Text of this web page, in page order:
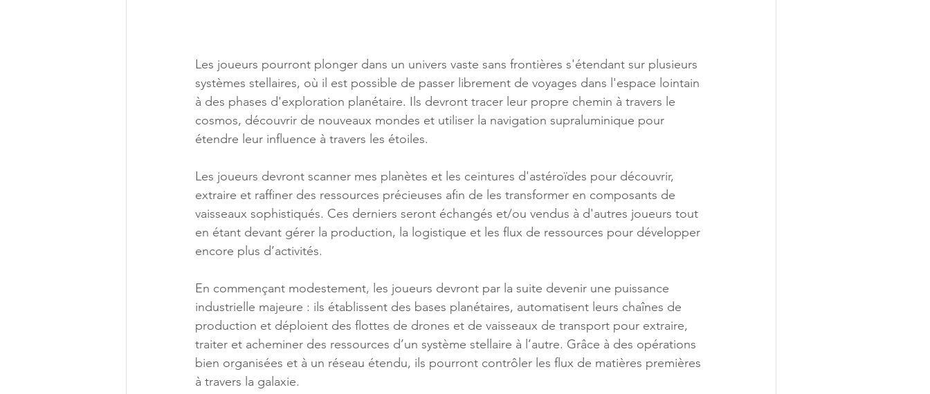
Les joueurs pourront plonger dans un univers vaste sans frontières s'étendant sur plusieurs
systèmes stellaires, où il est possible de passer librement de voyages dans l'espace lointain
à des phases d'exploration planétaire. Ils devront tracer leur propre chemin à travers le
cosmos, découvrir de nouveaux mondes et utiliser la navigation supraluminique pour
étendre leur influence à travers les étoiles.
Les joueurs devront scanner mes planètes et les ceintures d'astéroïdes pour découvrir,
extraire et raffiner des ressources précieuses afin de les transformer en composants de
vaisseaux sophistiqués. Ces derniers seront échangés et/ou vendus à d'autres joueurs tout
en étant devant gérer la production, la logistique et les flux de ressources pour développer
encore plus d’activités.
En commençant modestement, les joueurs devront par la suite devenir une puissance
industrielle majeure : ils établissent des bases planétaires, automatisent leurs chaînes de
production et déploient des flottes de drones et de vaisseaux de transport pour extraire,
traiter et acheminer des ressources d’un système stellaire à l’autre. Grâce à des opérations
bien organisées et à un réseau étendu, ils pourront contrôler les flux de matières premières
à travers la galaxie.